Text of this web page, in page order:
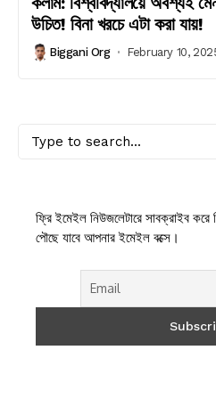
উচিত! বিনা খরচে এটা করা যায়!
Biggani Org February 10,
ফ্রি ইমেইল নিউজলেটারে সাবক্রাইব
পৌছে যাবে আপনার ইমেইল বক্সে।